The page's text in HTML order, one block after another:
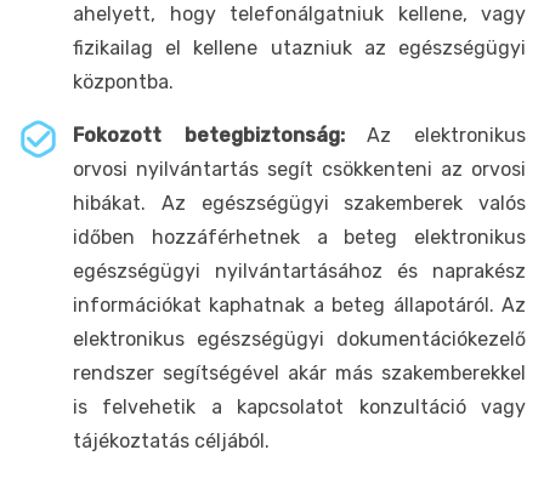
ahelyett, hogy telefonálgatniuk kellene, vagy
fizikailag el kellene utazniuk az egészségügyi
központba.
Fokozott betegbiztonság:Az elektronikus
orvosi nyilvántartás segít csökkenteni az orvosi
hibákat. Az egészségügyi szakemberek valós
időben hozzáférhetnek a beteg elektronikus
egészségügyi nyilvántartásához és naprakész
információkat kaphatnak a beteg állapotáról. Az
elektronikus egészségügyi dokumentációkezelő
rendszer segítségével akár más szakemberekkel
is felvehetik a kapcsolatot konzultáció vagy
tájékoztatás céljából.